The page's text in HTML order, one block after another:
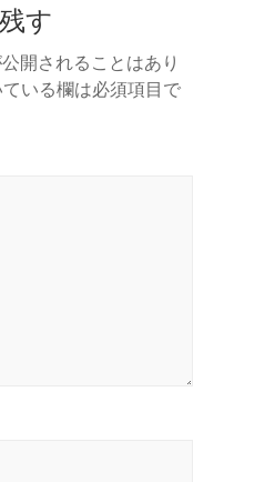
す
開されることはあり
いる欄は必須項目で